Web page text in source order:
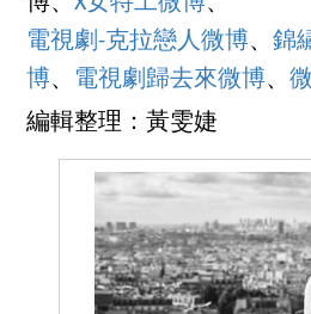
電視劇-克拉戀人微博、錦
博、 電視劇歸去來微博、
編輯整理：黃雯婕